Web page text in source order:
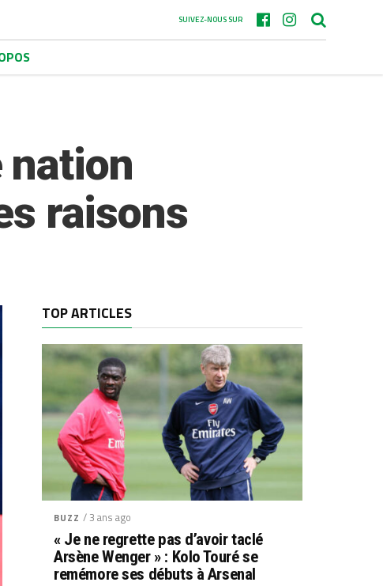
SUIVEZ-NOUS SUR
nation
raisons
TOP ARTICLES
BUZZ / 3 ans ago
« Je ne regrette pas d’avoir taclé
Arsène Wenger » : Kolo Touré se
remémore ses débuts à Arsenal